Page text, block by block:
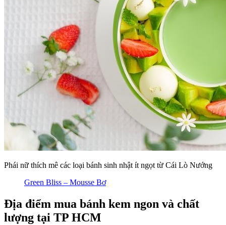
Phái nữ thích mê các loại bánh sinh nhật ít ngọt từ Cái Lò Nướng
Green Bliss – Mousse Bơ
Địa điểm mua bánh kem ngon và chất
lượng tại TP HCM